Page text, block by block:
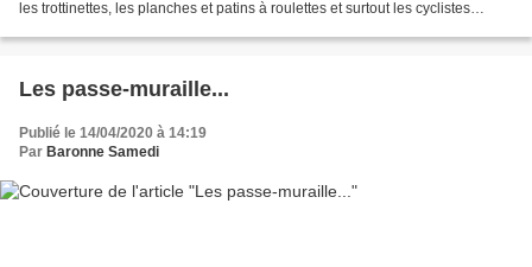
les trottinettes, les planches et patins à roulettes et surtout les cyclistes
Les passe-muraille...
Publié le 14/04/2020 à 14:19
Par Baronne Samedi